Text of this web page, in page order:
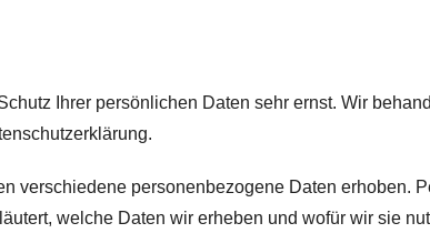
Ihrer persönlichen Daten sehr ernst. Wir
verschiedene personenbezogene Daten
welche Daten wir erheben und wofür wir sie